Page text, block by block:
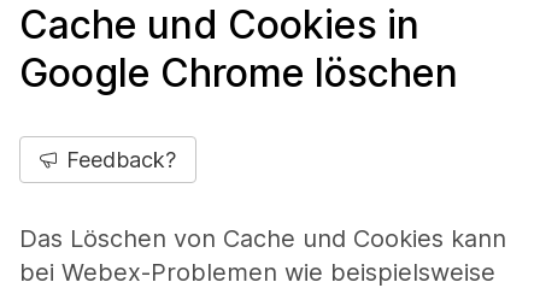
Cache und Cookies in
Google Chrome löschen
Feedback?
Das Löschen von Cache und Cookies kann
bei Webex-Problemen wie beispielsweise